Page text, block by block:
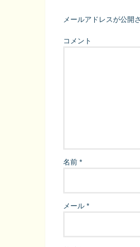
メールアドレスが公開
コメント
名前 *
メール *